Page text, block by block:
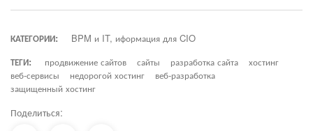
КАТЕГОРИИ:
BPM и IT, иформация для CIO
ТЕГИ:
продвижение сайтов сайты разработка сайта
хостинг
веб-сервисы
недорогой хостинг
веб-разработка
защищенный хостинг
Поделиться: